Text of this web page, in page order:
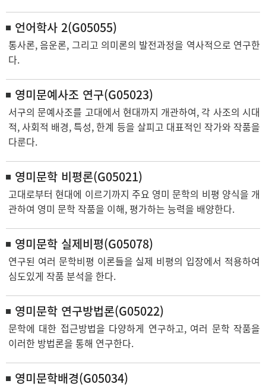
언어학사 2(G05055)
통사론, 음운론, 그리고 의미론의 발전과정을 역사적으로 연구한
다.
영미문예사조 연구(G05023)
서구의 문예사조를 고대에서 현대까지 개관하여, 각 사조의 시대
적, 사회적 배경, 특성, 한계 등을 살피고 대표적인 작가와 작품을
다룬다.
영미문학 비평론(G05021)
고대로부터 현대에 이르기까지 주요 영미 문학의 비평 양식을 개
관하여 영미 문학 작품을 이해, 평가하는 능력을 배양한다.
영미문학 실제비평(G05078)
연구된 여러 문학비평 이론들을 실제 비평의 입장에서 적용하여
심도있게 작품 분석을 한다.
영미문학 연구방법론(G05022)
문학에 대한 접근방법을 다양하게 연구하고, 여러 문학 작품을
이러한 방법론을 통해 연구한다.
영미문학배경(G05034)